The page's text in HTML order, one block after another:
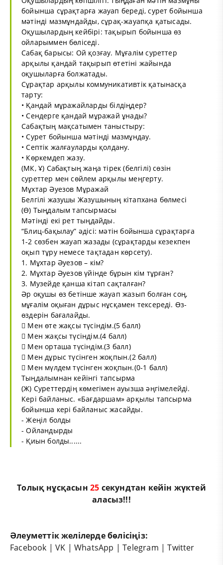
бойынша сұрақтарға жауап береді, сурет бойынша
мәтінді мазмұндайды, сұрақ-жауапқа қатысады.
Оқушылардың кейбірі: тақырып бойынша өз
ойларыммен бөліседі.
Сабақ барысы: Ой қозғау. Мұғалім суреттер
арқылы қандай тақырып өтетіні жайында
оқушыларға болжатады.
Сұрақтар арқылы коммуникативтік қатынасқа
тарту:
• Қандай мұражайларды білдіңдер?
• Сендерге қандай мұражай ұнады?
Сабақтың мақсатымен таныстыру:
• Сурет бойынша мәтінді мазмұндау.
• Септік жалғауларды қолдану.
• Көркемдеп жазу.
(МК, Ұ) Сабақтың жаңа тірек (белгілі) сөзін
суреттер мен сөйлем арқылы меңгерту.
Мұхтар Әуезов Мұражай
Белгілі жазушы Жазушының кітапхана бөлмесі
(Ө) Тыңдалым тапсырмасы
Мәтінді екі рет тыңдайды.
“Блиц-бақылау” әдісі: мәтін бойынша сұрақтарға
1-2 сөзбен жауап жазады (сұрақтарды кезекпен
оқып тұру немесе тақтадан көрсету).
1. Мұхтар Әуезов – кім?
2. Мұхтар Әуезов үйінде бұрын кім тұрған?
3. Музейде қанша кітап сақталған?
Әр оқушы өз бетінше жауап жазып болған соң,
мұғалім оқыған дұрыс нұсқамен тексереді. Өз-
өздерін бағалайды.
 Мен өте жақсы түсіндім.(5 балл)
 Мен жақсы түсіндім.(4 балл)
 Мен орташа түсіндім.(3 балл)
 Мен дұрыс түсінген жоқпын.(2 балл)
 Мен мүлдем түсінген жоқпын.(0-1 балл)
Тыңдалымнан кейінгі тапсырма
(Ж) Суреттердің көмегімен ауызша әңгімелейді.
Кері байланыс. «Бағдаршам» арқылы тапсырма
бойынша кері байланыс жасайды.
- Жеңіл болды
- Ойландырды
- Қиын болды......
Толық нұсқасын25 секундтан кейін жүктей
аласыз!!!
Әлеуметтік желілерде бөлісіңіз:
Facebook |VK |WhatsApp |Telegram |Twitter